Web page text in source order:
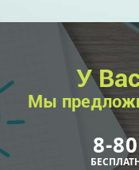
У
Мы
8-